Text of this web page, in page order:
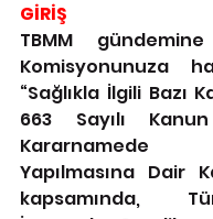
GİRİŞ
TBMM
Komisyonunuza
“Sağlıkla İlgili Bazı
663 Sayılı
Kararnamede
Yapılmasına Dair
kapsamında,